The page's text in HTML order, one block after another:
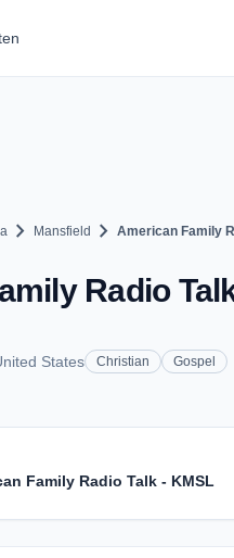
chevron_right Mansfield chevron_right American Family
Radio
States Christian Gospel
Family Radio Talk - KMSL